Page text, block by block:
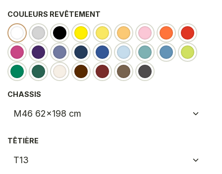
COULEURS REVÊTEMENT
CHASSIS
TÊTIÈRE